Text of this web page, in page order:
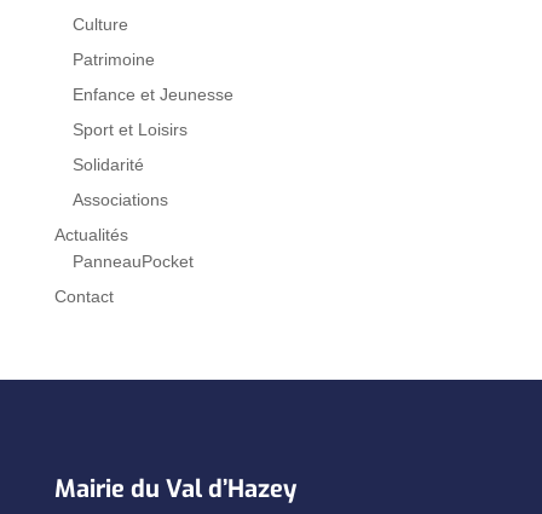
Culture
Patrimoine
Enfance et Jeunesse
Sport et Loisirs
Solidarité
Associations
Actualités
PanneauPocket
Contact
Mairie du Val d’Hazey